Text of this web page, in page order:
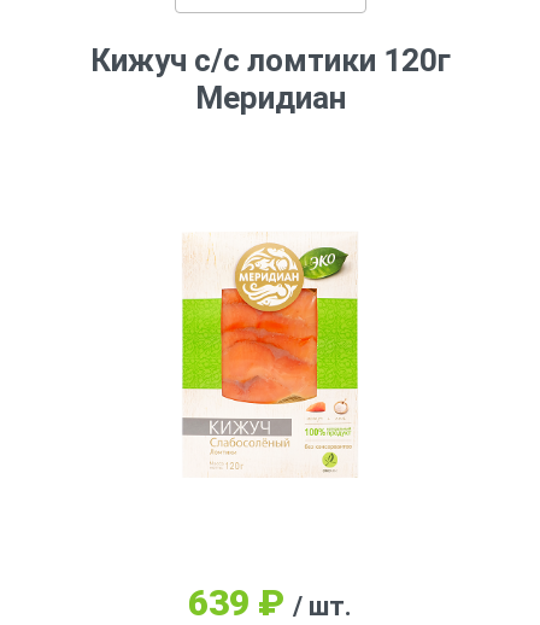
Кижуч с/с ломтики 120г
Меридиан
639 ₽ / шт.